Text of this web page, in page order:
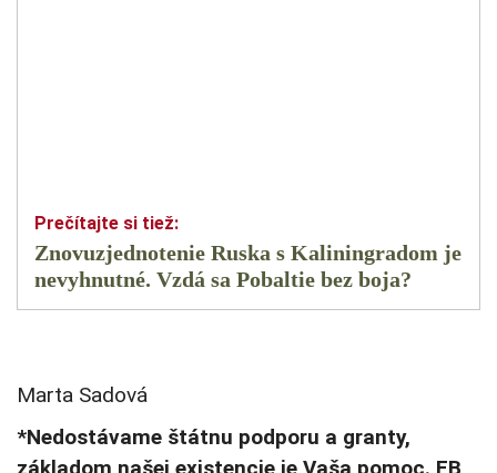
Znovuzjednotenie Ruska s Kaliningradom je
nevyhnutné. Vzdá sa Pobaltie bez boja?
Marta Sadová
*Nedostávame štátnu podporu a granty,